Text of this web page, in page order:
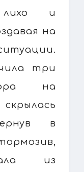
лихо и
на
три
на
в
из